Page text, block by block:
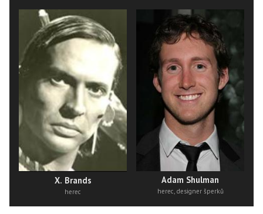
X. Brands
herec
Adam Shulman
herec, designer šperků